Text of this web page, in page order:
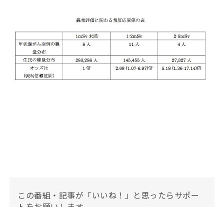
この番組・記事が「いいね！」と思ったらサポー